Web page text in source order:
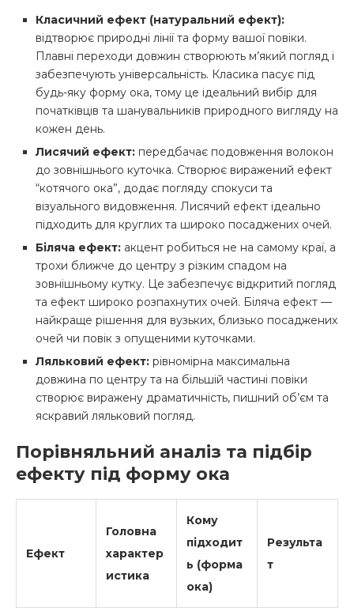
Класичний ефект (натуральний ефект):
відтворює природні лінії та форму вашої повіки.
Плавні переходи довжин створюють м’який погляд і
забезпечують універсальність. Класика пасує під
будь-яку форму ока, тому це ідеальний вибір для
початківців та шанувальників природного вигляду на
кожен день.
Лисячий ефект: передбачає подовження волокон
до зовнішнього куточка. Створює виражений ефект
“котячого ока”, додає погляду спокуси та
візуального видовження. Лисячий ефект ідеально
підходить для круглих та широко посаджених очей.
Біляча ефект: акцент робиться не на самому краї, а
трохи ближче до центру з різким спадом на
зовнішньому кутку. Це забезпечує відкритий погляд
та ефект широко розпахнутих очей. Біляча ефект —
найкраще рішення для вузьких, близько посаджених
очей чи повік з опущеними куточками.
Ляльковий ефект: рівномірна максимальна
довжина по центру та на більшій частині повіки
створює виражену драматичність, пишний об’єм та
яскравий ляльковий погляд.
Порівняльний аналіз та підбір
ефекту під форму ока
Ефект
Головна
характер
истика
Кому
підходит
ь (форма
ока)
Результа
т